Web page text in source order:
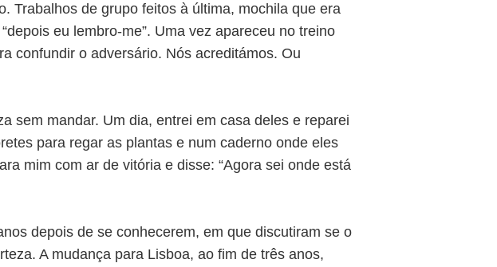
Trabalhos de grupo feitos à última, mochila que era
eu lembro-me”. Uma vez apareceu no treino
confundir o adversário. Nós acreditámos. Ou
sem mandar. Um dia, entrei em casa deles e reparei
para regar as plantas e num caderno onde eles
mim com ar de vitória e disse: “Agora sei onde está
depois de se conhecerem, em que discutiram se o
A mudança para Lisboa, ao fim de três anos,